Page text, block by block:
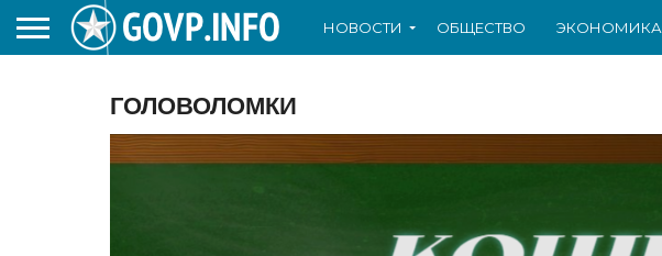
НОВОСТИ ОБЩЕСТВО ЭКОНОМИКА
ГОЛОВОЛОМКИ